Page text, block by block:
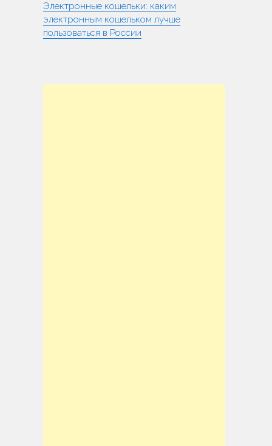
Электронные кошельки: каким
электронным кошельком лучше
пользоваться в России